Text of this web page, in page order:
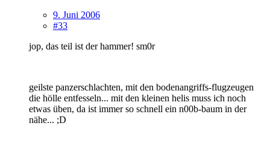
9. Juni 2006
#33
jop, das teil ist der hammer! sm0r
geilste panzerschlachten, mit den bodenangriffs-flugzeugen
die hölle entfesseln... mit den kleinen helis muss ich noch
etwas üben, da ist immer so schnell ein n00b-baum in der
nähe... ;D